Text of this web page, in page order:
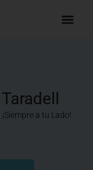
a tu Lado!